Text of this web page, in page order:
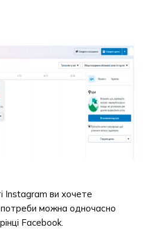
Instagram ви хочете
потреби можна одночасно
Facebook.